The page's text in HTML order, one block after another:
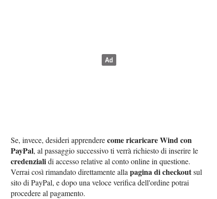
Se, invece, desideri apprenderecome ricaricare Wind con
PayPal, al passaggio successivo ti verrà richiesto di inserire le
credenzialidi accesso relative al conto online in questione.
Verrai così rimandato direttamente allapagina di checkoutsul
sito di PayPal, e dopo una veloce verifica dell'ordine potrai
procedere al pagamento.